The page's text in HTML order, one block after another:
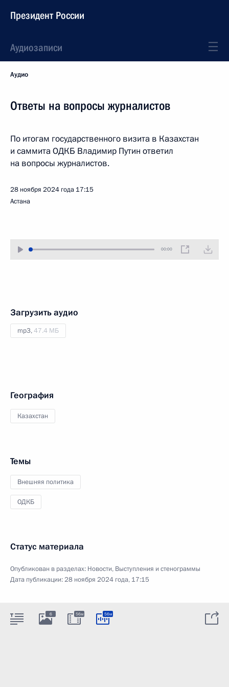
Президент России
Аудиозаписи
Аудио
Ответы на вопросы журналистов
По итогам государственного визита в Казахстан
и саммита ОДКБ Владимир Путин ответил
на вопросы журналистов.
28 ноября 2024 года 17:15
Астана
00:00
Загрузить аудио
mp3,47.4 МБ
География
Казахстан
Темы
Внешняя политика
ОДКБ
Статус материала
Опубликован в разделах: Новости, Выступления и стенограммы
Дата публикации:28 ноября 2024 года, 17:15
6 56м 56м